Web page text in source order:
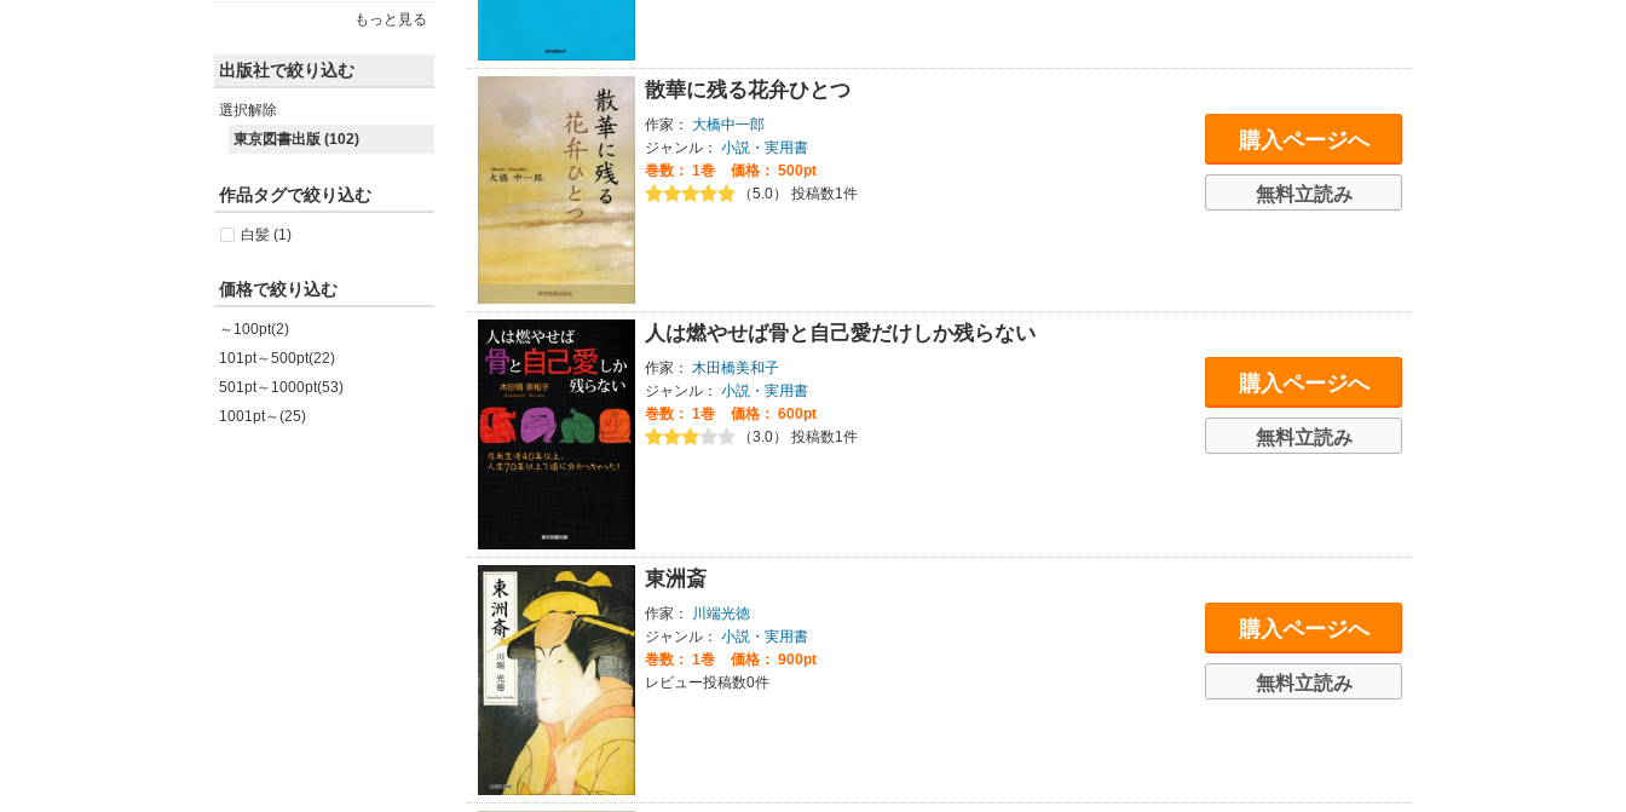
もっと見る
出版社で絞り込む
選択解除
東京図書出版 (102)
作品タグで絞り込む
白髪 (1)
価格で絞り込む
～100pt(2)
101pt～500pt(22)
501pt～1000pt(53)
1001pt～(25)
散華に残る花弁ひとつ
作家： 大橋中一郎
ジャンル： 小説・実用書
巻数： 1巻
価格： 500pt
（5.0） 投稿数1件
購入ページへ
無料立読み
人は燃やせば骨と自己愛だけしか残らない
作家： 木田橋美和子
ジャンル： 小説・実用書
巻数： 1巻
価格： 600pt
（3.0） 投稿数1件
購入ページへ
無料立読み
東洲斎
作家：
川端光徳
ジャンル： 小説・実用書
巻数： 1巻
価格： 900pt
レビュー投稿数0件
購入ページへ
無料立読み